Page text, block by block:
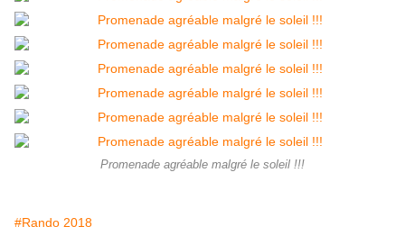
Promenade agréable malgré le soleil !!!
#Rando 2018